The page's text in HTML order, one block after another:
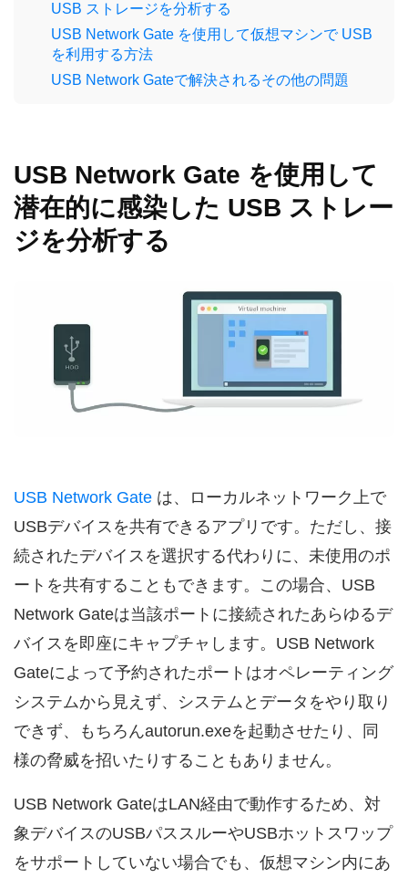
USB ストレージを分析する
USB Network Gate を使用して仮想マシンで USB
を利用する方法
USB Network Gateで解決されるその他の問題
USB Network Gate を使用して
潜在的に感染した USB ストレー
ジを分析する
USB Network Gate は、ローカルネットワーク上で
USBデバイスを共有できるアプリです。ただし、接
続されたデバイスを選択する代わりに、未使用のポ
ートを共有することもできます。この場合、USB
Network Gateは当該ポートに接続されたあらゆるデ
バイスを即座にキャプチャします。USB Network
Gateによって予約されたポートはオペレーティング
システムから見えず、システムとデータをやり取り
できず、もちろんautorun.exeを起動させたり、同
様の脅威を招いたりすることもありません。
USB Network GateはLAN経由で動作するため、対
象デバイスのUSBパススルーやUSBホットスワップ
をサポートしていない場合でも、仮想マシン内にあ